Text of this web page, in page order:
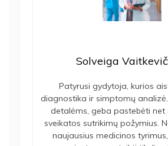
Solveiga
Patyrusi gydytoja, kurios
diagnostika ir simptomų
detalėms, geba pastebėti net
sveikatos sutrikimų požymius.
naujausius medicinos